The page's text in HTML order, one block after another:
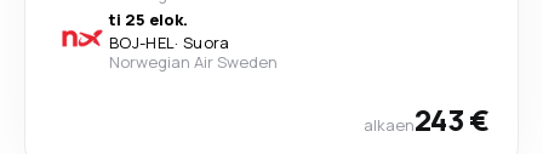
ti 25 elok.
BOJ-HEL· Suora
Norwegian Air Sweden
alkaen243 €